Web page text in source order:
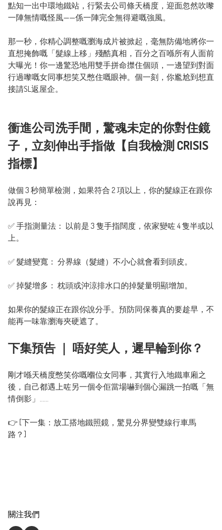
點知一出中環地鐵站，行緊去公司條天橋度，迎面忽然吹嚟
一陣無情嘅怪風——係一陣完全無得避嘅強風。
那一秒，你精心調整嘅瀏海成片被掀起，毫無防備地將你一
直想掩飾嘅「髮線上移」殘酷真相，百分之百喺所有人面前
大曝光！你一邊驚恐地用雙手拼命㩒住個頭，一邊望到對面
行過嚟嘅女同事想笑又憋住嘅眼神。個一刻，你尷尬到想直
接請SL返屋企。
衝進公司洗手間，驚魂未定的你對住鏡
子，立刻伸出手指做【自我檢測 CRISIS
指標】
做個 3 秒簡單檢測，如果符合 2 項以上，你的髮線正在跟你
說再見：
✅ 手指測量法： 以前是 3 隻手指闊度，依家變咗 4 隻半或以
上。
✅ 髮縫變寬： 分界線（髮縫）不小心就會看到頭皮。
✅ 掉髮增多： 枕頭或沖涼排水口的掉髮量明顯增加。
如果你的髮線正在跟你說分手。預防同保養真的要趁早，不
能再一味靠瀏海夾硬遮了。
下集預告 ｜ 唔好笑人，遲早輪到你？
剛才喺天橋度憋笑你嘅嗰位女同事，其實行入地鐵車廂之
後，自己都遇上咗另一個令佢當場嚇到個心漏跳一拍嘅「無
情倒影」……
👉 [下一集：放工搭地鐵照鏡，驚見分界變雙線行車馬
關注我們